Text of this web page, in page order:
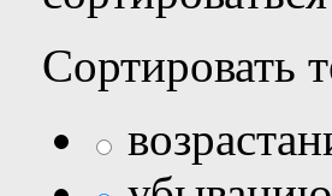
Сортировать